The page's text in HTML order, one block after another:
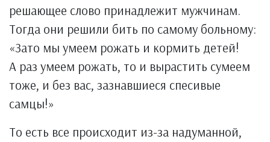
решающее слово принадлежит мужчинам.
Тогда они решили бить по самому больному:
«Зато мы умеем рожать и кормить детей!
А раз умеем рожать, то и вырастить сумеем
тоже, и без вас, зазнавшиеся спесивые
самцы!»
То есть все происходит из-за надуманной,